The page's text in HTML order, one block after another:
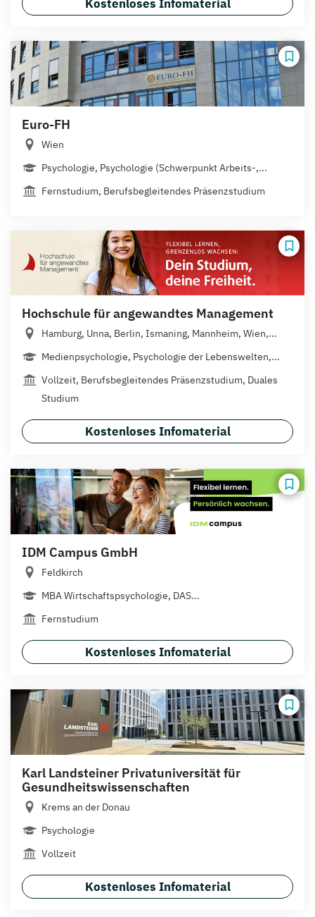
Kostenloses Infomaterial
Euro-FH
Wien
Psychologie, Psychologie (Schwerpunkt Arbeits-,...
Fernstudium, Berufsbegleitendes Präsenzstudium
Hochschule für angewandtes Management
Hamburg, Unna, Berlin, Ismaning, Mannheim, Wien,...
Medienpsychologie, Psychologie der Lebenswelten,...
Vollzeit, Berufsbegleitendes Präsenzstudium, Duales
Studium
Kostenloses Infomaterial
IDM Campus GmbH
Feldkirch
MBA Wirtschaftspsychologie, DAS...
Fernstudium
Kostenloses Infomaterial
Karl Landsteiner Privatuniversität für
Gesundheitswissenschaften
Krems an der Donau
Psychologie
Vollzeit
Kostenloses Infomaterial